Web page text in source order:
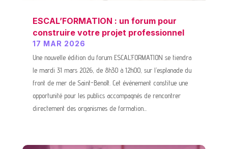
ESCAL’FORMATION : un forum pour
construire votre projet professionnel
17 MAR 2026
Une nouvelle édition du forum ESCAL’FORMATION se tiendra
le mardi 31 mars 2026, de 8h30 à 12h00, sur l’esplanade du
front de mer de Saint-Benoît. Cet événement constitue une
opportunité pour les publics accompagnés de rencontrer
directement des organismes de formation...